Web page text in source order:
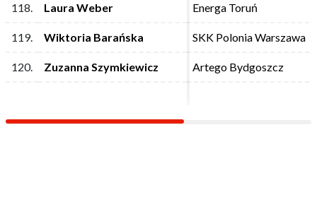
118. Laura Weber Energa Toruń
119. Wiktoria Barańska SKK Polonia Warszawa
120. Zuzanna Szymkiewicz Artego Bydgoszcz
118. Laura Weber Energa Toruń
119. Wiktoria Barańska SKK Polonia Warszawa
120. Zuzanna Szymkiewicz Artego Bydgoszcz